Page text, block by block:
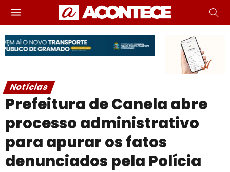
Notícias
Prefeitura de Canela abre
processo administrativo
para apurar os fatos
denunciados pela Polícia